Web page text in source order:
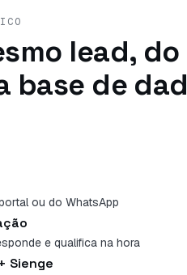
lead,
base de
ou do WhatsApp
e qualifica na hora
Sienge